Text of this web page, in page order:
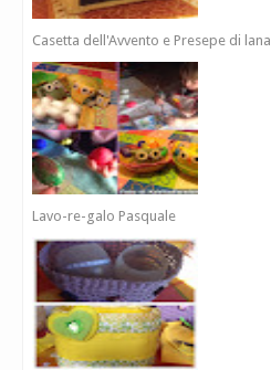
Casetta dell'Avvento e Presepe di lana
Lavo-re-galo Pasquale